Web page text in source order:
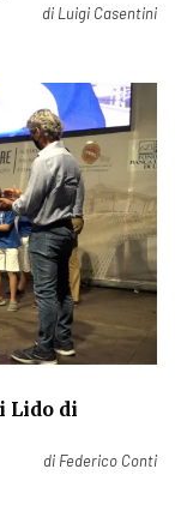
di Luigi Casentini
Lido di
di Federico Conti